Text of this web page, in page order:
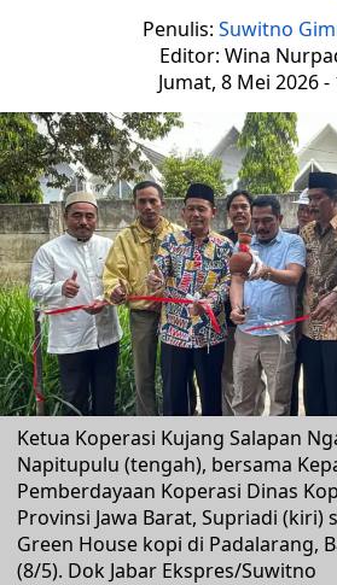
Penulis: Suwitno
Editor: Wina
Jumat, 8 Mei 2026 -
Ketua Koperasi Kujang Salapan
Napitupulu (tengah), bersama
Pemberdayaan Koperasi Dinas
Provinsi Jawa Barat, Supriadi (kiri)
Green House kopi di Padalarang,
(8/5). Dok Jabar Ekspres/Suwitno